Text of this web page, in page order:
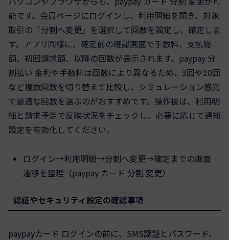
能です。会員ページにログインし、利用明細を開き、対象
取引の「分割へ変更」を選択して回数を設定し、確定しま
す。アプリ同様に、確定前の確認画面で手数料、支払総
額、初回請求額、以降の回数が表示されます。paypay 分
割払い 金利や手数料は回数により異なるため、3回や10回
など複数回数を切り替えて比較し、シミュレーション感覚
で最適な回数を選ぶのがおすすめです。操作後は、利用明
細と請求予定で反映状況をチェックし、必要に応じて通知
設定を有効化してください。
ログイン→利用明細→分割へ変更→確定までの画面
遷移を整理（paypay カード 分割 変更）
認証やセキュリティ設定の確認事項
paypayカード ログインの前に、SMS認証とパスワード、